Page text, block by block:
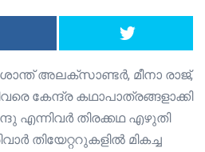
അലക്സാണ്ടർ, മീനാ രാജ്,
കേന്ദ്ര കഥാപാത്രങ്ങളാക്കി
എന്നിവർ തിരക്കഥ എഴുതി
തിയേറ്ററുകളിൽ മികച്ച